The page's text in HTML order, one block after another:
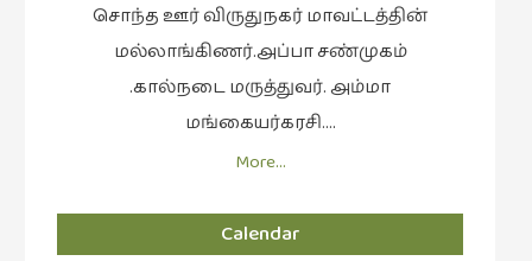
சொந்த ஊர் விருதுநகர் மாவட்டத்தின்
மல்லாங்கிணர்.அப்பா சண்முகம்
.கால்நடை மருத்துவர். அம்மா
மங்கையர்கரசி….
More…
Calendar